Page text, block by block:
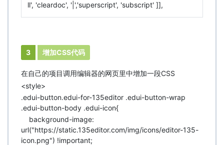
ll', 'cleardoc', '|','superscript', 'subscript' ]],
3 增加CSS代码
在自己的项目调用编辑器的网页里中增加一段CSS
<style>
.edui-button.edui-for-135editor .edui-button-wrap
.edui-button-body .edui-icon{
background-image:
url("https://static.135editor.com/img/icons/editor-135-
icon.png") !important;